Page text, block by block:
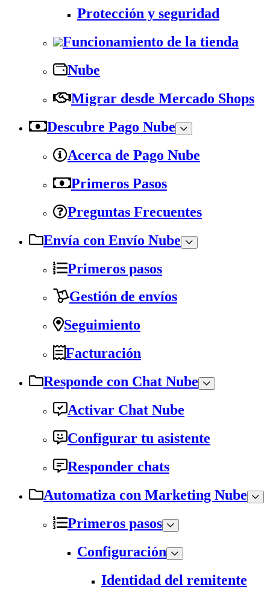
Protección y seguridad
Funcionamiento de la tienda
Nube
Migrar desde Mercado Shops
Descubre Pago Nube
Acerca de Pago Nube
Primeros Pasos
Preguntas Frecuentes
Envía con Envío Nube
Primeros pasos
Gestión de envíos
Seguimiento
Facturación
Responde con Chat Nube
Activar Chat Nube
Configurar tu asistente
Responder chats
Automatiza con Marketing Nube
Primeros pasos
Configuración
Identidad del remitente